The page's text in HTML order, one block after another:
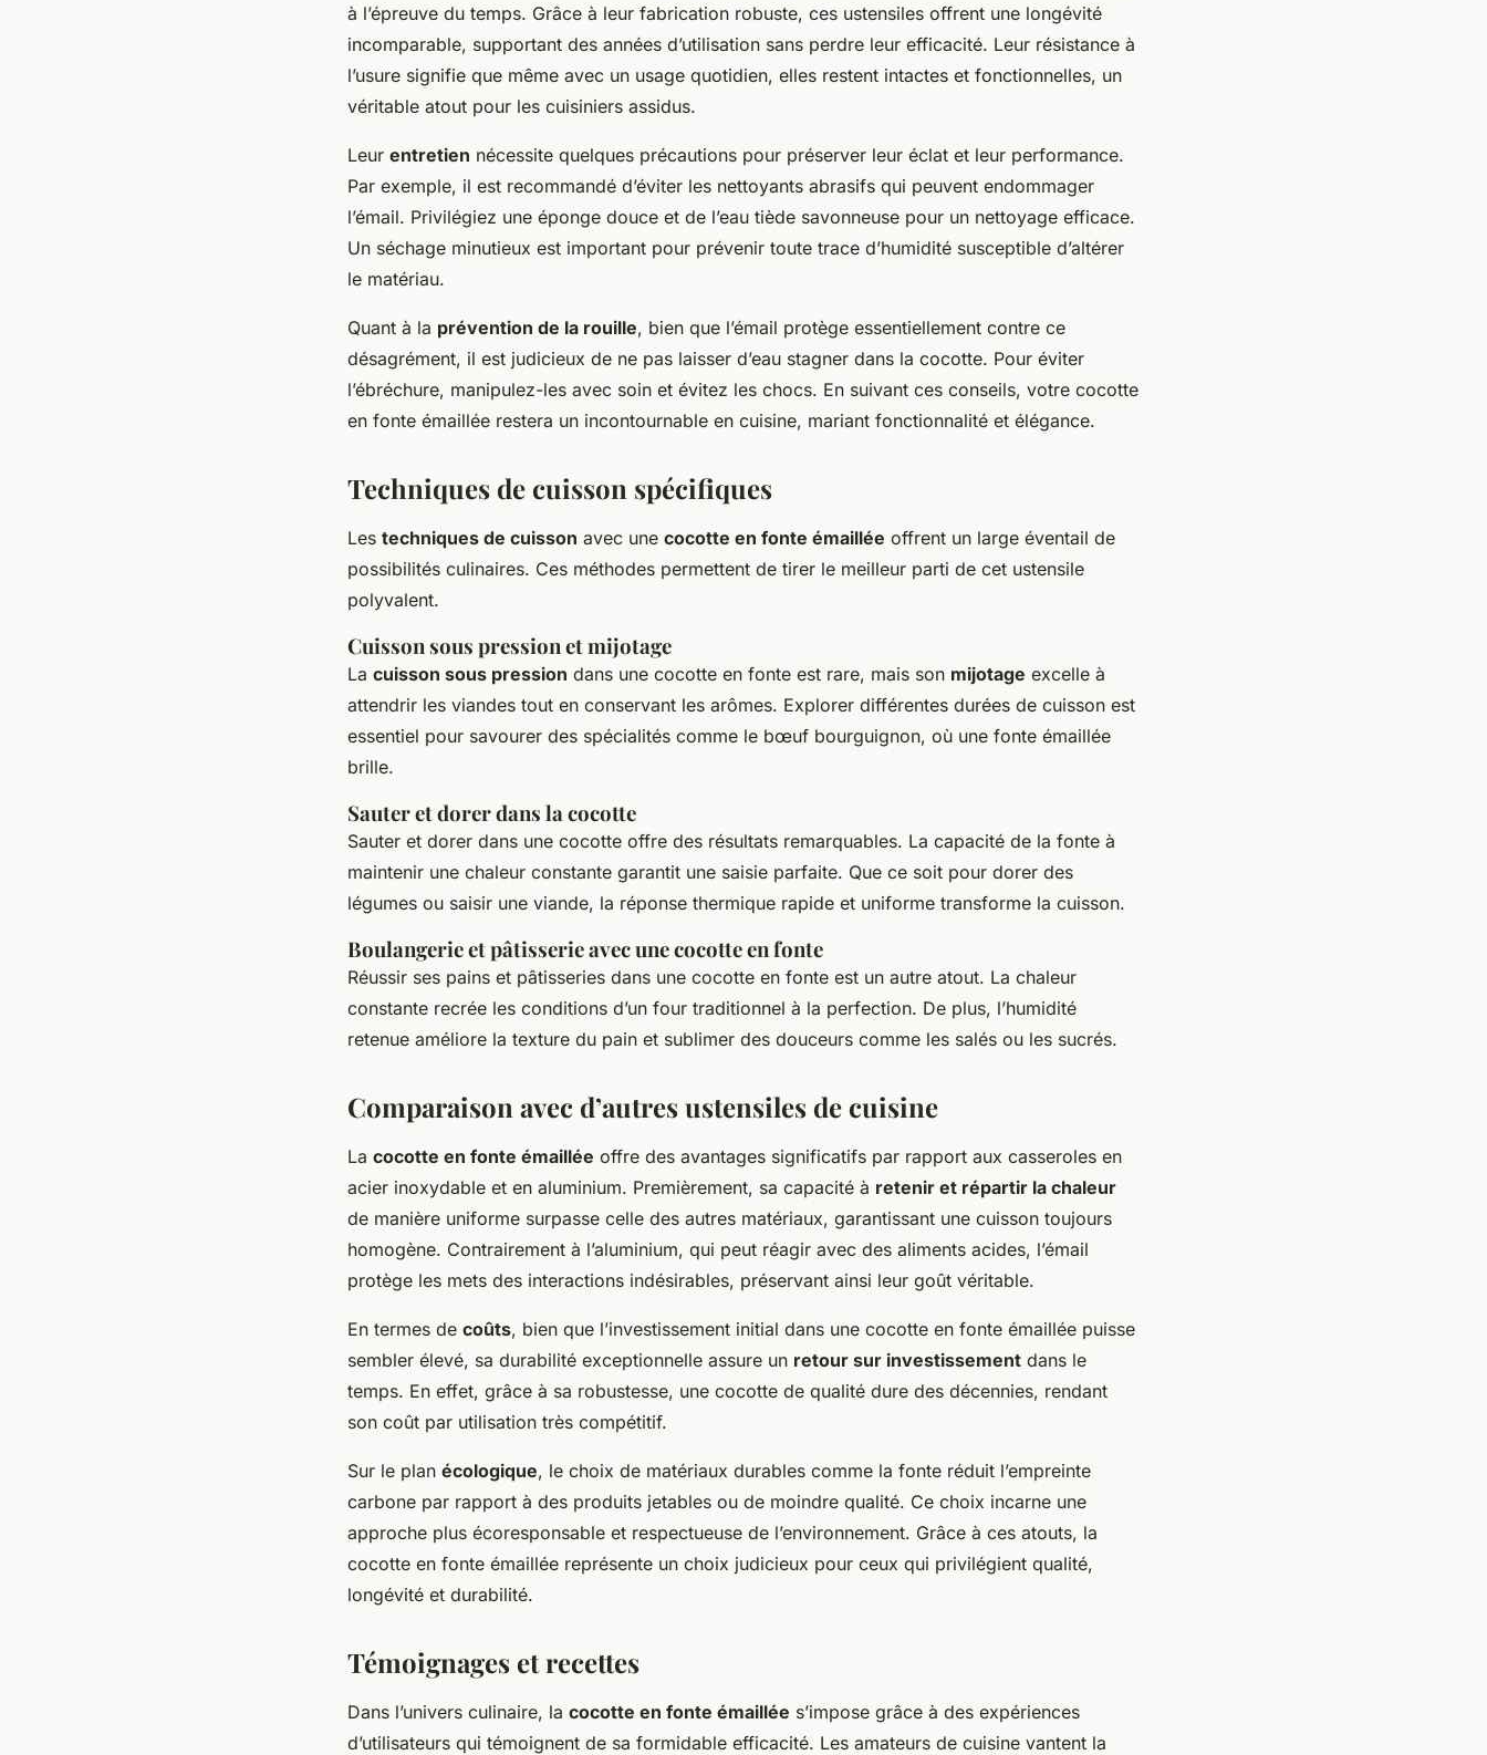
à l’épreuve du temps. Grâce à leur fabrication robuste, ces ustensiles offrent une longévité
incomparable, supportant des années d’utilisation sans perdre leur efficacité. Leur résistance à
l’usure signifie que même avec un usage quotidien, elles restent intactes et fonctionnelles, un
véritable atout pour les cuisiniers assidus.
Leur entretien nécessite quelques précautions pour préserver leur éclat et leur performance.
Par exemple, il est recommandé d’éviter les nettoyants abrasifs qui peuvent endommager
l’émail. Privilégiez une éponge douce et de l’eau tiède savonneuse pour un nettoyage efficace.
Un séchage minutieux est important pour prévenir toute trace d’humidité susceptible d’altérer
le matériau.
Quant à la prévention de la rouille, bien que l’émail protège essentiellement contre ce
désagrément, il est judicieux de ne pas laisser d’eau stagner dans la cocotte. Pour éviter
l’ébréchure, manipulez-les avec soin et évitez les chocs. En suivant ces conseils, votre cocotte
en fonte émaillée restera un incontournable en cuisine, mariant fonctionnalité et élégance.
Techniques de cuisson spécifiques
Les techniques de cuisson avec une cocotte en fonte émaillée offrent un large éventail de
possibilités culinaires. Ces méthodes permettent de tirer le meilleur parti de cet ustensile
polyvalent.
Cuisson sous pression et mijotage
La cuisson sous pression dans une cocotte en fonte est rare, mais son mijotage excelle à
attendrir les viandes tout en conservant les arômes. Explorer différentes durées de cuisson est
essentiel pour savourer des spécialités comme le bœuf bourguignon, où une fonte émaillée
brille.
Sauter et dorer dans la cocotte
Sauter et dorer dans une cocotte offre des résultats remarquables. La capacité de la fonte à
maintenir une chaleur constante garantit une saisie parfaite. Que ce soit pour dorer des
légumes ou saisir une viande, la réponse thermique rapide et uniforme transforme la cuisson.
Boulangerie et pâtisserie avec une cocotte en fonte
Réussir ses pains et pâtisseries dans une cocotte en fonte est un autre atout. La chaleur
constante recrée les conditions d’un four traditionnel à la perfection. De plus, l’humidité
retenue améliore la texture du pain et sublimer des douceurs comme les salés ou les sucrés.
Comparaison avec d’autres ustensiles de cuisine
La cocotte en fonte émaillée offre des avantages significatifs par rapport aux casseroles en
acier inoxydable et en aluminium. Premièrement, sa capacité à retenir et répartir la chaleur
de manière uniforme surpasse celle des autres matériaux, garantissant une cuisson toujours
homogène. Contrairement à l’aluminium, qui peut réagir avec des aliments acides, l’émail
protège les mets des interactions indésirables, préservant ainsi leur goût véritable.
En termes de coûts, bien que l’investissement initial dans une cocotte en fonte émaillée puisse
sembler élevé, sa durabilité exceptionnelle assure un retour sur investissement dans le
temps. En effet, grâce à sa robustesse, une cocotte de qualité dure des décennies, rendant
son coût par utilisation très compétitif.
Sur le plan écologique, le choix de matériaux durables comme la fonte réduit l’empreinte
carbone par rapport à des produits jetables ou de moindre qualité. Ce choix incarne une
approche plus écoresponsable et respectueuse de l’environnement. Grâce à ces atouts, la
cocotte en fonte émaillée représente un choix judicieux pour ceux qui privilégient qualité,
longévité et durabilité.
Témoignages et recettes
Dans l’univers culinaire, la cocotte en fonte émaillée s’impose grâce à des expériences
d’utilisateurs qui témoignent de sa formidable efficacité. Les amateurs de cuisine vantent la